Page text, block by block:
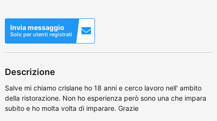
Invia messaggio
Solo per utenti registrati
Descrizione
Salve mi chiamo crislane ho 18 anni e cerco lavoro nell' ambito
della ristorazione. Non ho esperienza però sono una che impara
subito e ho molta volta di imparare. Grazie